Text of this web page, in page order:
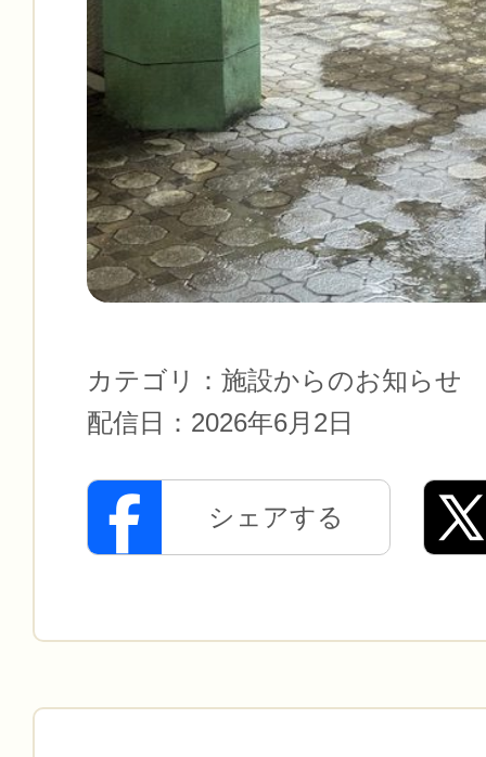
カテゴリ： 施設からのお知らせ
配信日： 2026年6月2日
シェアする